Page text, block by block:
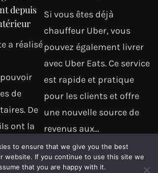
depuis
a réalisé
de
De
ont la
importe
Si vous êtes déjà
chauffeur Uber, vous
pouvez également livrer
avec Uber Eats. Ce service
est rapide et pratique
pour les clients et offre
une nouvelle source de
revenus aux…
Lire la suite
to ensure that we give you the best
website. If you continue to use this site we
that you are happy with it.